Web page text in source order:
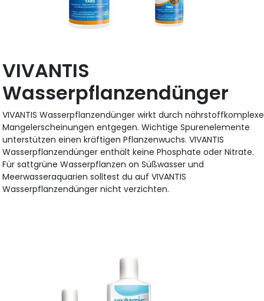
VIVANTIS
Wasserpflanzendünger
VIVANTIS Wasserpflanzendünger wirkt durch nährstoffkomplexe
Mangelerscheinungen entgegen. Wichtige Spurenelemente
unterstützen einen kräftigen Pflanzenwuchs. VIVANTIS
Wasserpflanzendünger enthält keine Phosphate oder Nitrate.
Für sattgrüne Wasserpflanzen on Süßwasser und
Meerwasseraquarien solltest du auf VIVANTIS
Wasserpflanzendünger nicht verzichten.